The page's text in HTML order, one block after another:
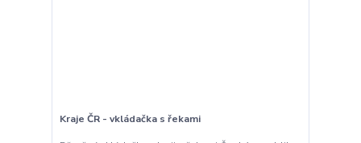
Kraje ČR - vkládačka s řekami